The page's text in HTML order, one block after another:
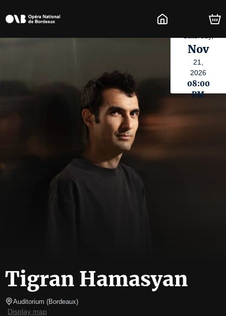
Nov
21,
2026
08:00
PM
Tigran Hamasyan
Auditorium (Bordeaux)
Display map